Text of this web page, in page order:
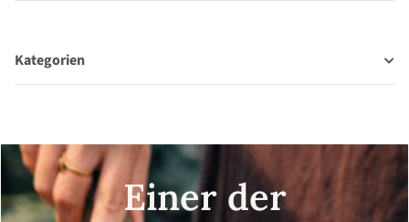
Kategorien
Einer der